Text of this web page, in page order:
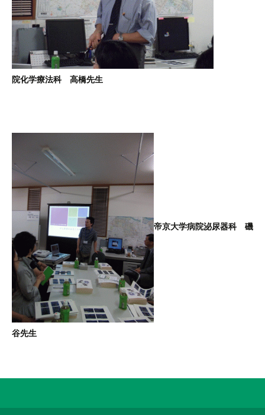
院化学療法科 高橋先生
帝京大学病院泌尿器科 磯
谷先生